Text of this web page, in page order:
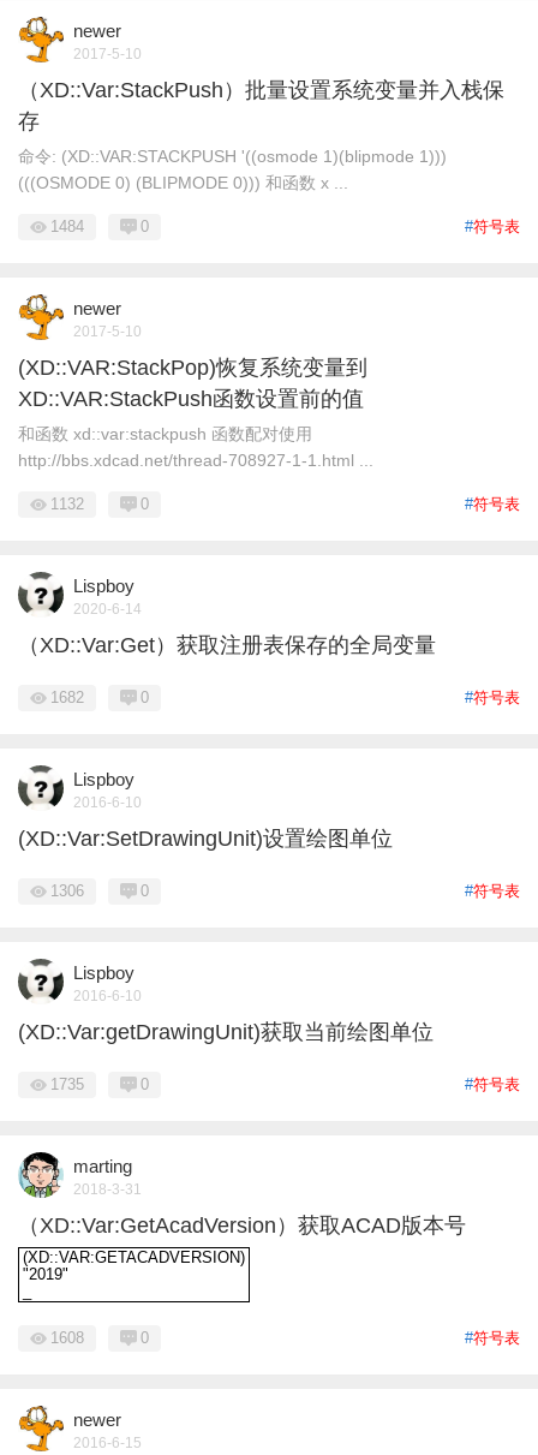
newer
2017-5-10
（XD::Var:StackPush）批量设置系统变量并入栈保
存
命令: (XD::VAR:STACKPUSH '((osmode 1)(blipmode 1)))
(((OSMODE 0) (BLIPMODE 0))) 和函数 x ...
#符号表
1484 0
newer
2017-5-10
(XD::VAR:StackPop)恢复系统变量到
XD::VAR:StackPush函数设置前的值
和函数 xd::var:stackpush 函数配对使用
http://bbs.xdcad.net/thread-708927-1-1.html ...
#符号表
1132 0
Lispboy
2020-6-14
（XD::Var:Get）获取注册表保存的全局变量
#符号表
1682 0
Lispboy
2016-6-10
(XD::Var:SetDrawingUnit)设置绘图单位
#符号表
1306 0
Lispboy
2016-6-10
(XD::Var:getDrawingUnit)获取当前绘图单位
#符号表
1735 0
marting
2018-3-31
（XD::Var:GetAcadVersion）获取ACAD版本号
(XD::VAR:GETACADVERSION)
"2019"
(XD::VAR:GETACADVERSION)"2019"_
#符号表
1608 0
newer
2016-6-15